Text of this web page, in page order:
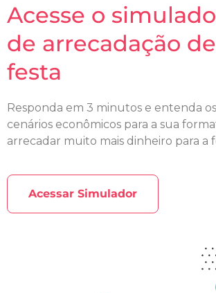
Acesse o
de arrecadação
festa
Responda em 3 minutos e entenda
cenários econômicos para a sua
arrecadar muito mais dinheiro para a
Acessar Simulador